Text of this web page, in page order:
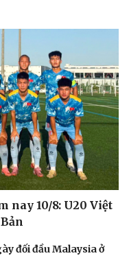
nay 10/8: U20 Việt
đối đầu Malaysia ở